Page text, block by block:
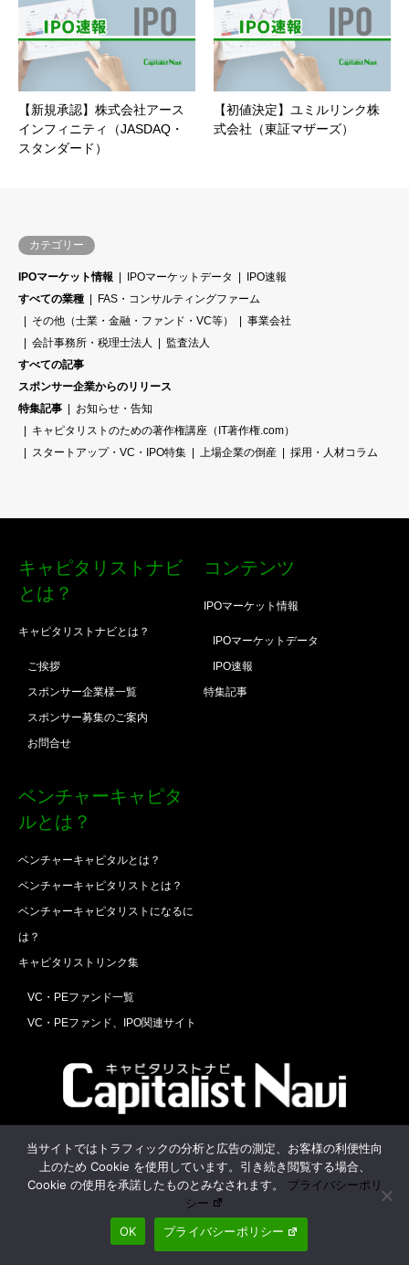
【新規承認】株式会社アース
インフィニティ（JASDAQ・
スタンダード）
【初値決定】ユミルリンク株
式会社（東証マザーズ）
カテゴリー
IPOマーケット情報 IPOマーケットデータ
IPO速報
すべての業種
FAS・コンサルティングファーム
その他（士業・金融・ファンド・VC等）
事業会社
会計事務所・税理士法人
監査法人
すべての記事
スポンサー企業からのリリース
特集記事
お知らせ・告知
キャピタリストのための著作権講座（IT著作権.com）
スタートアップ・VC・IPO特集
上場企業の倒産 採用・人材コラム
キャピタリストナビ
とは？
キャピタリストナビとは？
ご挨拶
スポンサー企業様一覧
スポンサー募集のご案内
お問合せ
コンテンツ
IPOマーケット情報
IPOマーケットデータ
IPO速報
特集記事
ベンチャーキャピタ
ルとは？
ベンチャーキャピタルとは？
ベンチャーキャピタリストとは？
ベンチャーキャピタリストになるに
は？
キャピタリストリンク集
VC・PEファンド一覧
VC・PEファンド、IPO関連サイト
運営会社 お問合せ
©キャピタリストナビ . All Rights Reserved.
当サイトではトラフィックの分析と広告の測定、お客様の利便性向
上のため Cookie を使用しています。引き続き閲覧する場合、
Cookie の使用を承諾したものとみなされます。 プライバシーポリ
シー
OK
プライバシーポリシー